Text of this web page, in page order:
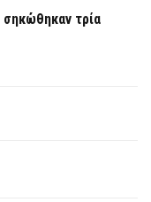
τρία